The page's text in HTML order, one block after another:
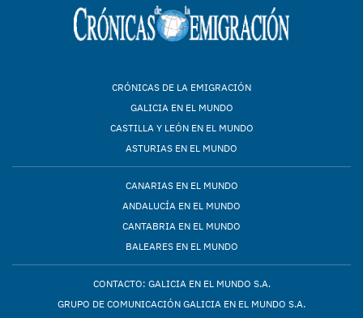
CRÓNICAS DE LA EMIGRACIÓN
GALICIA EN EL MUNDO
CASTILLA Y LEÓN EN EL MUNDO
ASTURIAS EN EL MUNDO
CANARIAS EN EL MUNDO
ANDALUCÍA EN EL MUNDO
CANTABRIA EN EL MUNDO
BALEARES EN EL MUNDO
CONTACTO: GALICIA EN EL MUNDO S.A.
GRUPO DE COMUNICACIÓN GALICIA EN EL MUNDO S.A.